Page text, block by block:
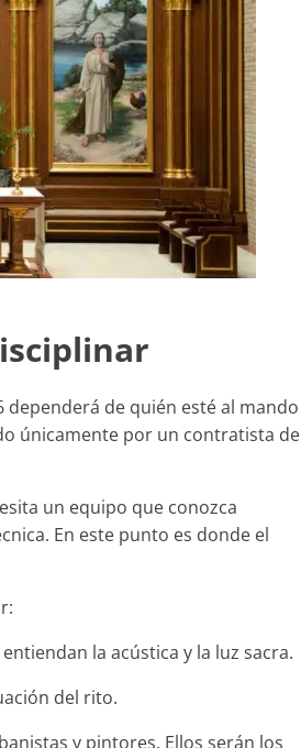
dependerá de quién esté al mando
únicamente por un contratista de
un equipo que conozca
En este punto es donde el
la acústica y la luz sacra.
del rito.
y pintores. Ellos serán los